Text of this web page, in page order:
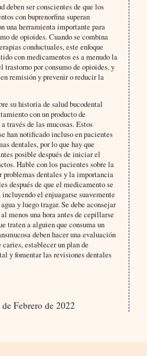
deben ser conscientes de que los
con buprenorfina superan
una herramienta importante para
de opioides. Cuando se combina
conductuales, este enfoque
con medicamentos es a menudo la
trastorno por consumo de opioides, y
remisión y prevenir o reducir la
su historia de salud bucodental
con un producto de
través de las mucosas. Estos
han notificado incluso en pacientes
dentales, por lo que hay que
posible después de iniciar el
Hable con los pacientes sobre la
dentales y la importancia
después de que el medicamento se
el enjuagarse suavemente
y luego tragar. Se debe aconsejar
menos una hora antes de cepillarse
traten a alguien que consuma un
deben hacer una evaluación
establecer un plan de
y fomentar las revisiones dentales
Febrero de 2022